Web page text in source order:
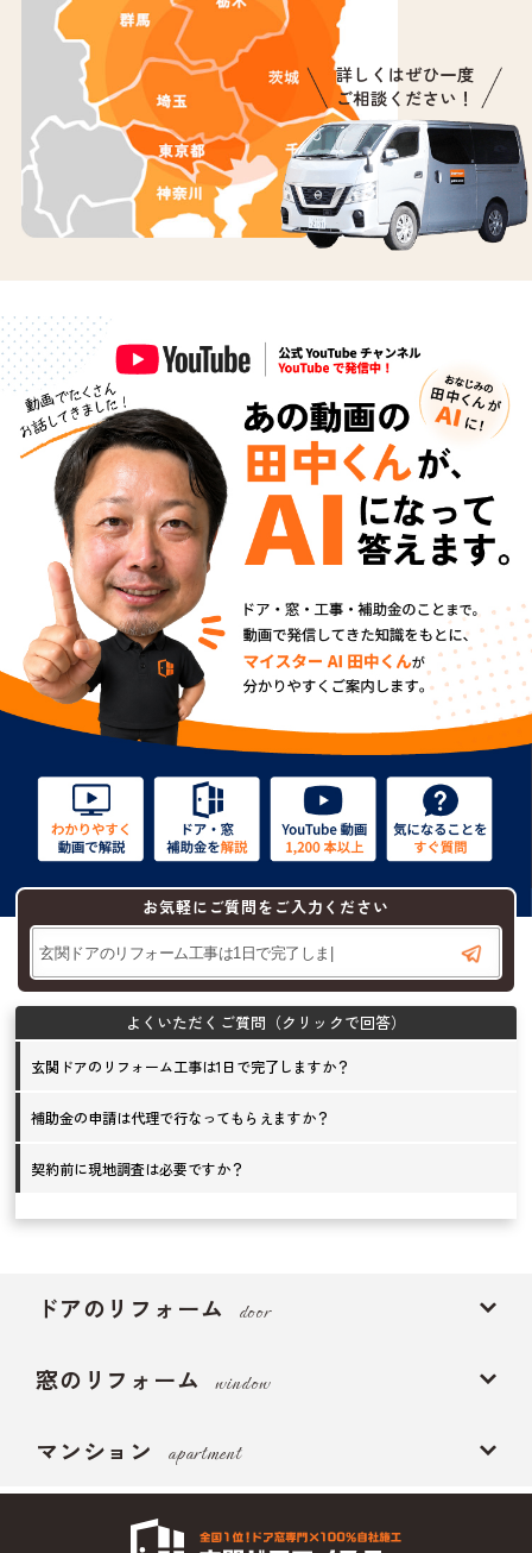
お気軽にご質問をご入力ください
玄関ドアのリフォーム工事は1日で完了しますか？
補助金の申請は代理で行なってもらえますか？
契約前に現地調査は必要ですか？
ドアのリフォーム door
窓のリフォーム window
マンション apartment